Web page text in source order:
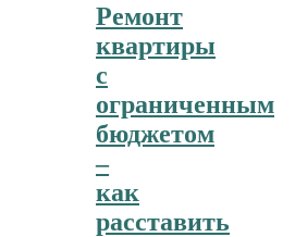
Ремонт
квартиры
с
ограниченным
бюджетом
–
как
расставить